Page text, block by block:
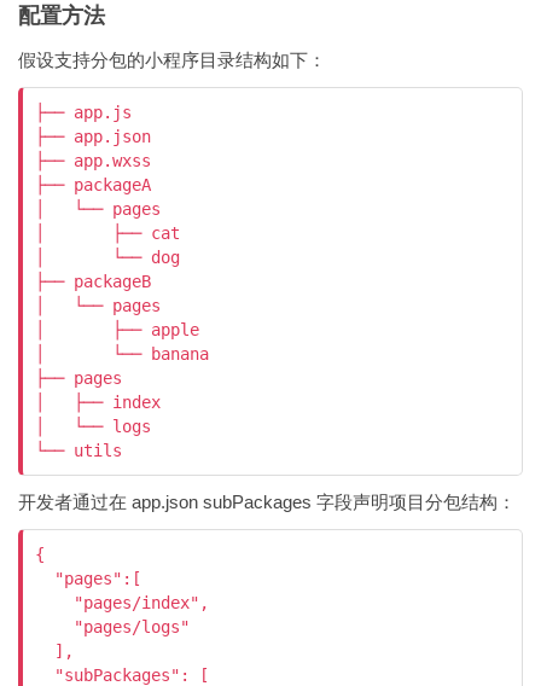
配置方法
假设支持分包的小程序目录结构如下：
├── app.js
├── app.json
├── app.wxss
├── packageA
│   └── pages
│       ├── cat
│       └── dog
├── packageB
│   └── pages
│       ├── apple
│       └── banana
├── pages
│   ├── index
│   └── logs
└── utils
开发者通过在 app.json subPackages 字段声明项目分包结构：
{
  "pages":[
    "pages/index",
    "pages/logs"
  ],
  "subPackages": [